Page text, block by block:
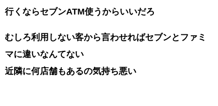
行くならセブンATM使うからいいだろ
むしろ利用しない客から言わせればセブンとファミ
マに違いなんてない
近隣に何店舗もあるの気持ち悪い